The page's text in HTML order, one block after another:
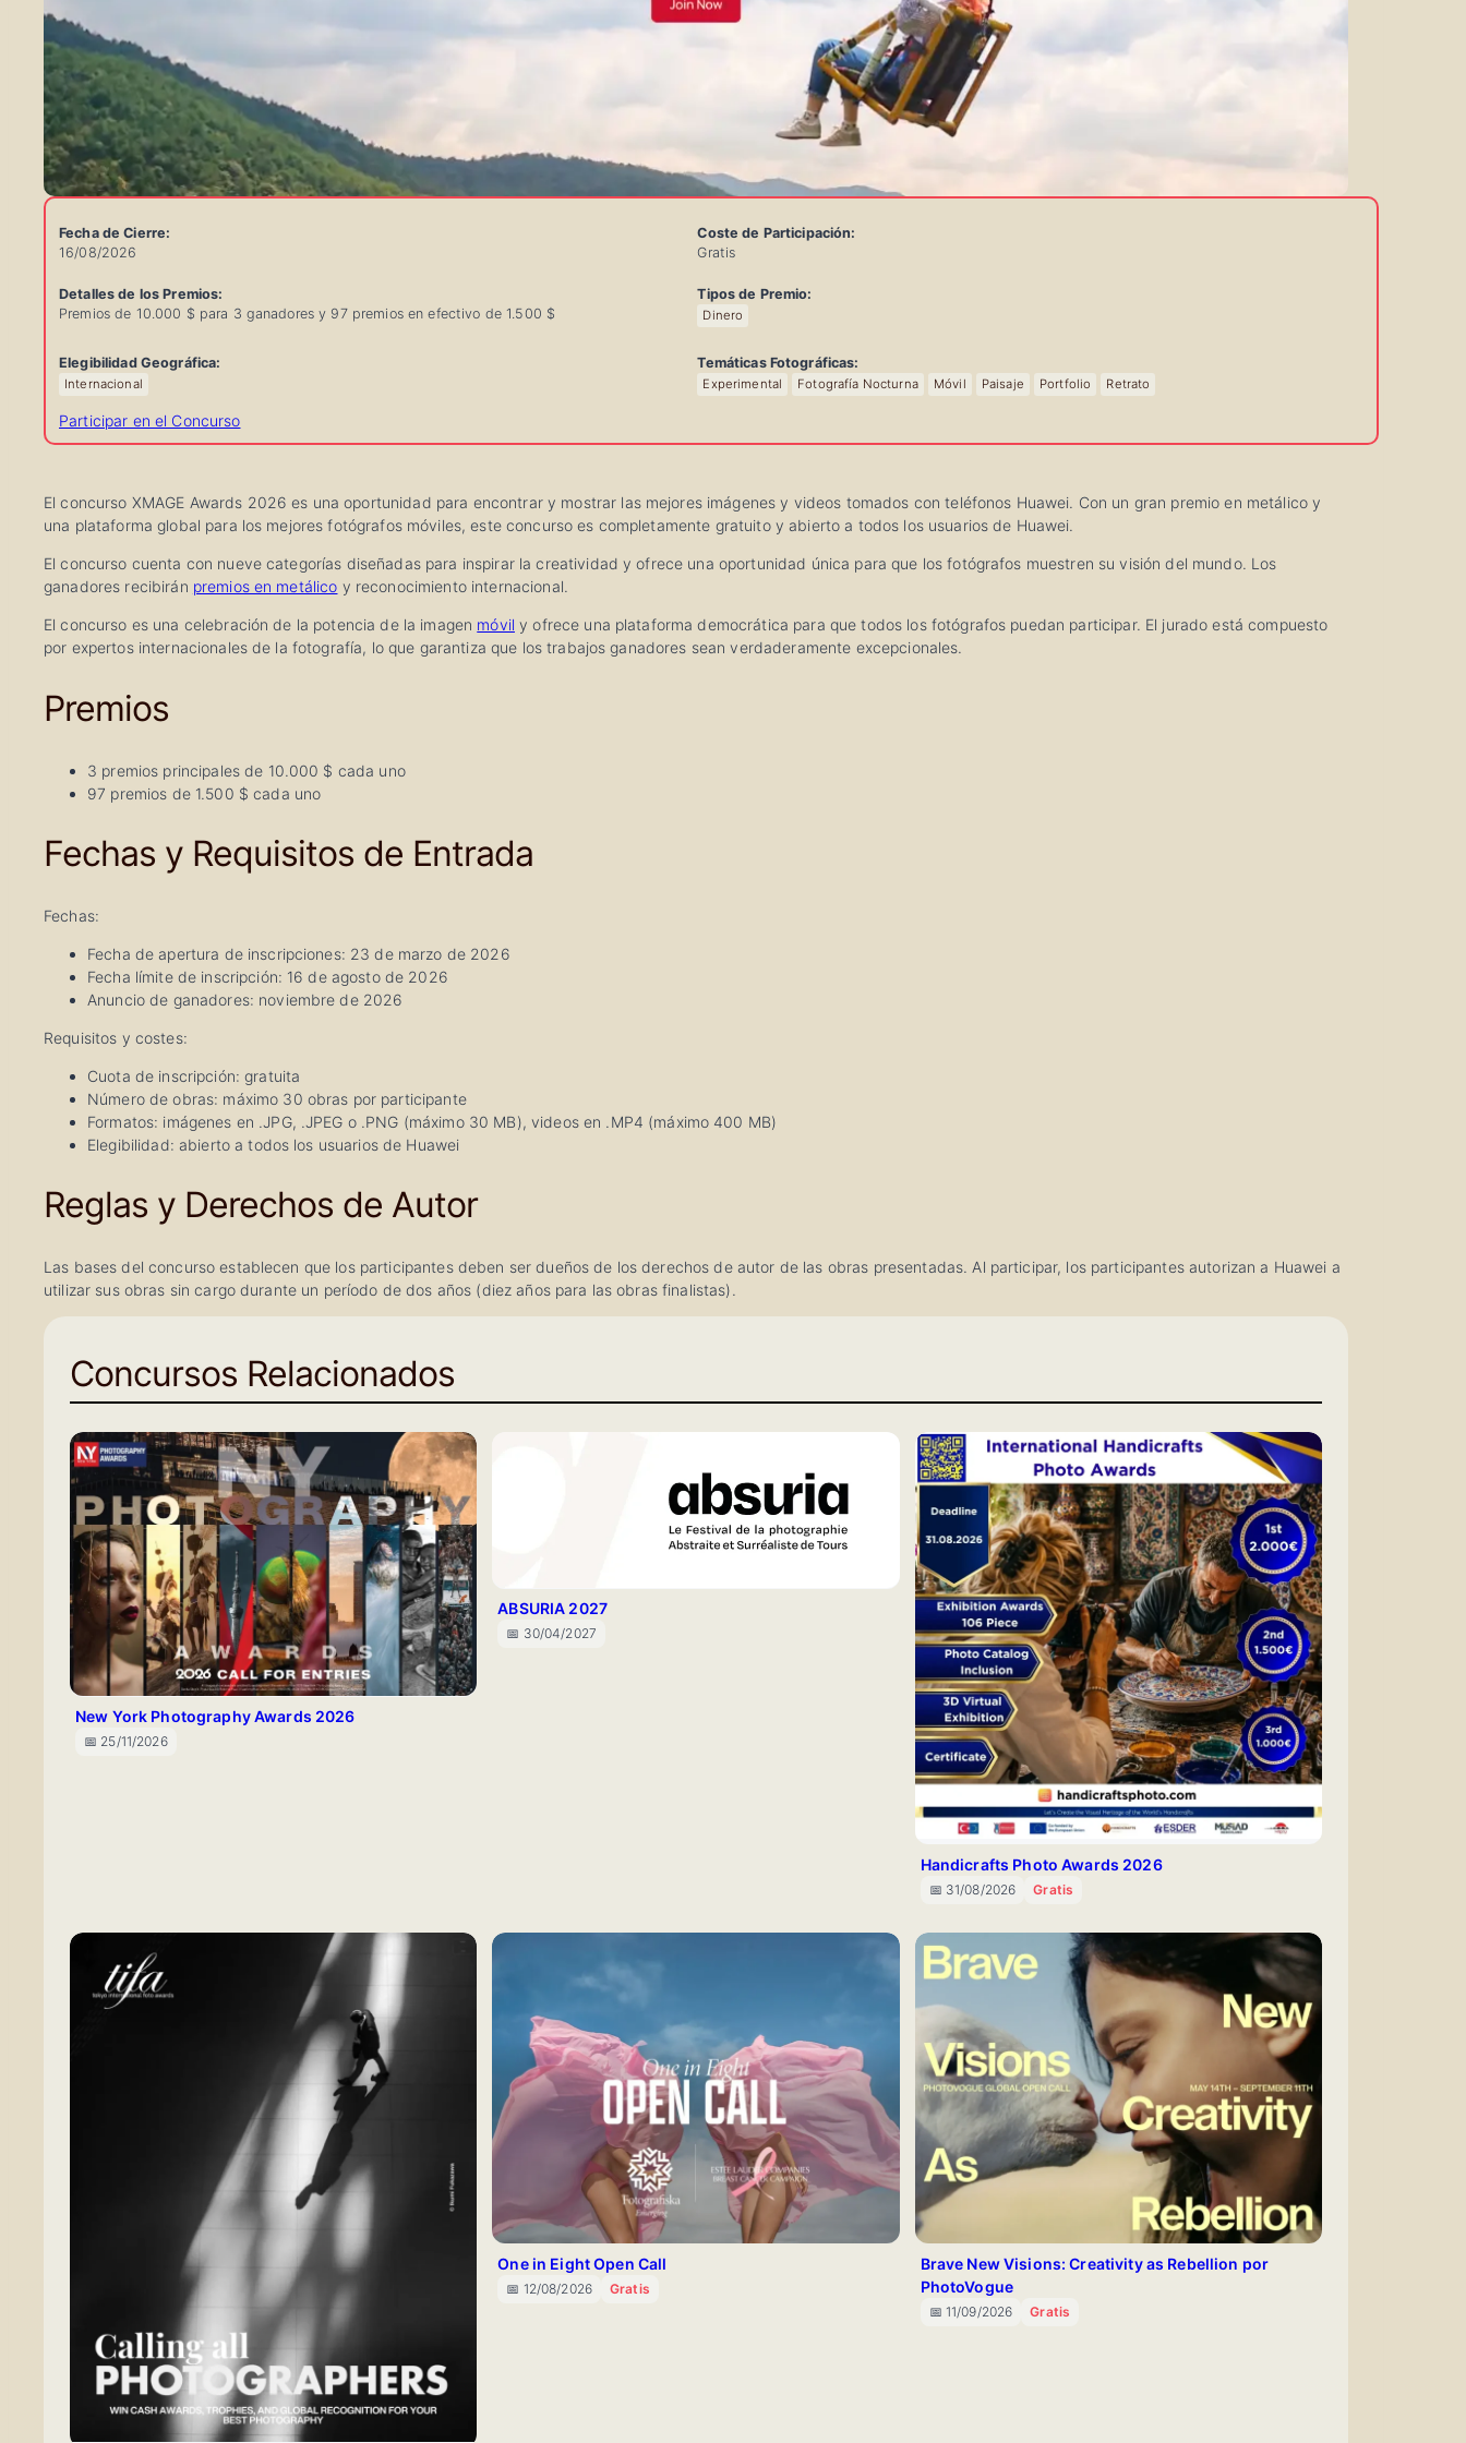
Rápida
del
Fecha de Cierre:
16/08/2026
Coste de Participación:
Gratis
Detalles de los Premios:
Premios de 10.000 $ para 3 ganadores y 97 premios en efectivo de 1.500 $
Tipos de Premio:
Dinero
Elegibilidad Geográfica:
Internacional
Temáticas Fotográficas:
Experimental Fotografía Nocturna Móvil Paisaje Portfolio Retrato
Participar en el Concurso
El concurso XMAGE Awards 2026 es una oportunidad para encontrar y mostrar las mejores imágenes y videos tomados con teléfonos Huawei. Con un gran premio en metálico y
una plataforma global para los mejores fotógrafos móviles, este concurso es completamente gratuito y abierto a todos los usuarios de Huawei.
El concurso cuenta con nueve categorías diseñadas para inspirar la creatividad y ofrece una oportunidad única para que los fotógrafos muestren su visión del mundo. Los
ganadores recibirán premios en metálico y reconocimiento internacional.
El concurso es una celebración de la potencia de la imagen móvil y ofrece una plataforma democrática para que todos los fotógrafos puedan participar. El jurado está compuesto
por expertos internacionales de la fotografía, lo que garantiza que los trabajos ganadores sean verdaderamente excepcionales.
Premios
3 premios principales de 10.000 $ cada uno
97 premios de 1.500 $ cada uno
Fechas y Requisitos de Entrada
Fechas:
Fecha de apertura de inscripciones: 23 de marzo de 2026
Fecha límite de inscripción: 16 de agosto de 2026
Anuncio de ganadores: noviembre de 2026
Requisitos y costes:
Cuota de inscripción: gratuita
Número de obras: máximo 30 obras por participante
Formatos: imágenes en .JPG, .JPEG o .PNG (máximo 30 MB), videos en .MP4 (máximo 400 MB)
Elegibilidad: abierto a todos los usuarios de Huawei
Reglas y Derechos de Autor
Las bases del concurso establecen que los participantes deben ser dueños de los derechos de autor de las obras presentadas. Al participar, los participantes autorizan a Huawei a
utilizar sus obras sin cargo durante un período de dos años (diez años para las obras finalistas).
Concursos Relacionados
New York Photography Awards 2026
📅 25/11/2026
ABSURIA 2027
📅 30/04/2027
Handicrafts Photo Awards 2026
📅 31/08/2026 Gratis
One in Eight Open Call
📅 12/08/2026 Gratis
Brave New Visions: Creativity as Rebellion por
PhotoVogue
📅 11/09/2026 Gratis